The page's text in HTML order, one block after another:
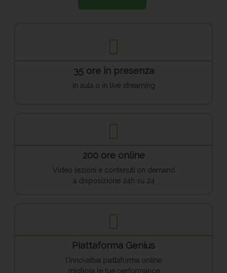
35 ore in presenza
in aula o in live streaming
200 ore online
Video lezioni e contenuti on demand
a disposizione 24h su 24
Piattaforma Genius
l'innovativa piattaforma online
migliora le tue performance